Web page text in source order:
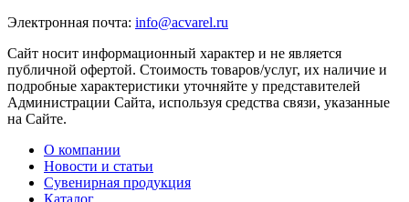
Электронная почта: info@acvarel.ru
Сайт носит информационный характер и не является
публичной офертой. Стоимость товаров/услуг, их наличие и
подробные характеристики уточняйте у представителей
Администрации Сайта, используя средства связи, указанные
на Сайте.
О компании
Новости и статьи
Сувенирная продукция
Каталог